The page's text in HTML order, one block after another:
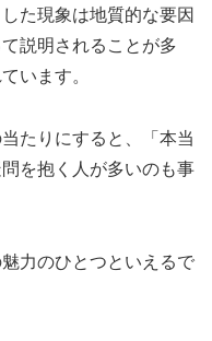
た現象は地質的な要因
説明されることが多
います。
たりにすると、「本当
を抱く人が多いのも事
力のひとつといえるで